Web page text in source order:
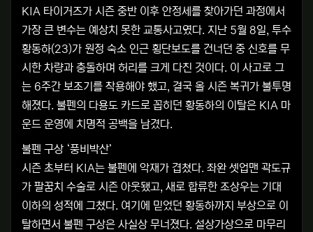
KIA 타이거즈가 시즌 중반 이후 안정세를 찾아가던 과정에서
가장 큰 변수는 예상치 못한 교통사고였다. 지난 5월 8일, 투수
황동하(23)가 원정 숙소 인근 횡단보도를 건너던 중 신호를 무
시한 차량과 충돌하며 허리를 크게 다친 것이다. 이 사고로 그
는 6주간 보조기를 착용해야 했고, 결국 올 시즌 복귀가 불투명
해졌다. 불펜의 다용도 카드로 꼽히던 황동하의 이탈은 KIA 마
운드 운영에 치명적 공백을 남겼다.
불펜 구상 ‘풍비박산’
시즌 초부터 KIA는 불펜에 악재가 겹쳤다. 좌완 셋업맨 곽도규
가 팔꿈치 수술로 시즌 아웃됐고, 새로 합류한 조상우는 기대
이하의 성적에 그쳤다. 여기에 믿었던 황동하까지 부상으로 이
탈하면서 불펜 구상은 사실상 무너졌다. 설상가상으로 마무리